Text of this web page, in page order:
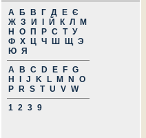
А Б В Г Д Е Є
Ж З И Й К Л
М
Н
О П Р С Т У
Ф Х Ц Ч Ш Щ Э
Ю Я
A
B C D E F G
H
J K L M N
O
P
R S T U V W
1 2 3 9